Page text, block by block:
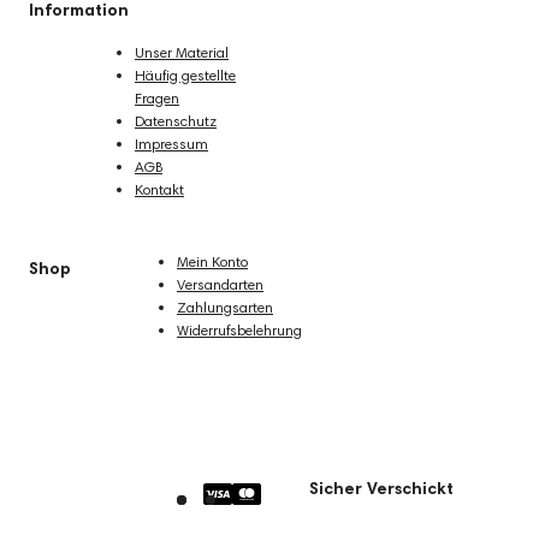
Information
Unser Material
Häufig gestellte
Fragen
Datenschutz
Impressum
AGB
Kontakt
Shop
Mein Konto
Versandarten
Zahlungsarten
Widerrufsbelehrung
Sicher Verschickt